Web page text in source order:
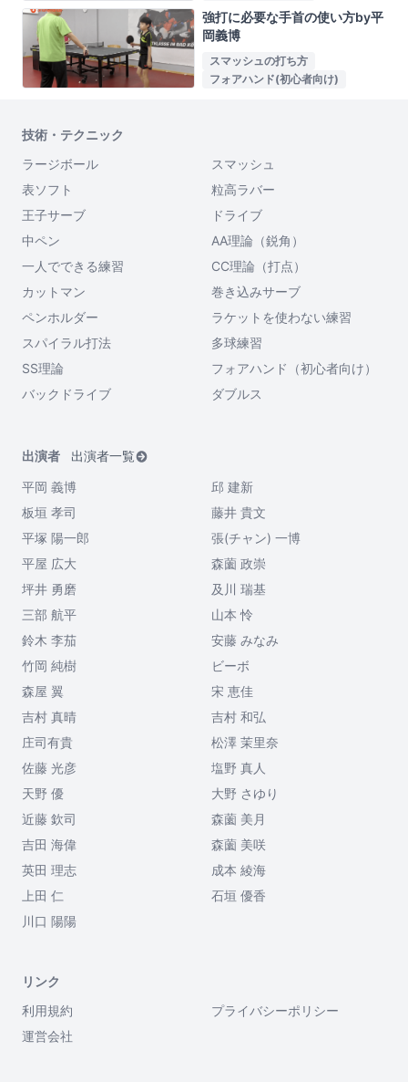
強打に必要な手首の使い方by平
岡義博
スマッシュの打ち方
フォアハンド(初心者向け)
技術・テクニック
ラージボール
スマッシュ
表ソフト
粒高ラバー
王子サーブ
ドライブ
中ペン
AA理論（鋭角）
一人でできる練習
CC理論（打点）
カットマン
巻き込みサーブ
ペンホルダー
ラケットを使わない練習
スパイラル打法
多球練習
SS理論
フォアハンド（初心者向け）
バックドライブ
ダブルス
出演者
出演者一覧
平岡 義博
邱 建新
板垣 孝司
藤井 貴文
平塚 陽一郎
張(チャン) 一博
平屋 広大
森薗 政崇
坪井 勇磨
及川 瑞基
三部 航平
山本 怜
鈴木 李茄
安藤 みなみ
竹岡 純樹
ビーボ
森屋 翼
宋 恵佳
吉村 真晴
吉村 和弘
庄司有貴
松澤 茉里奈
佐藤 光彦
塩野 真人
天野 優
大野 さゆり
近藤 欽司
森薗 美月
吉田 海偉
森薗 美咲
英田 理志
成本 綾海
上田 仁
石垣 優香
川口 陽陽
リンク
利用規約
プライバシーポリシー
運営会社